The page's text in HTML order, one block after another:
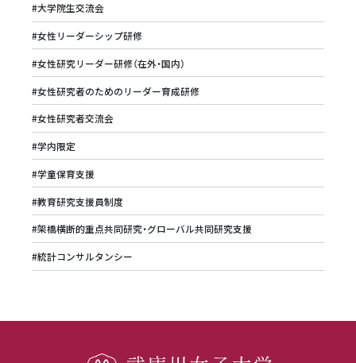
#大学院生交流会
#女性リーダーシップ研修
#女性研究リーダー研修（在外・国内）
#女性研究者のためのリーダー育成研修
#女性研究者交流会
#学内限定
#学童保育支援
#教育研究支援員制度
#架橋横断的重点共同研究・グローバル共同研究支援
#統計コンサルタンシー